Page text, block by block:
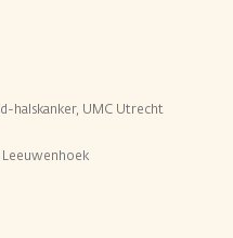
halskanker, UMC Utrecht